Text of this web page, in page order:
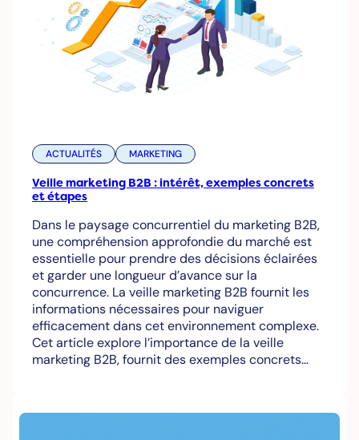
ACTUALITÉS MARKETING
Veille marketing B2B : intérêt, exemples concrets
et étapes
Dans le paysage concurrentiel du marketing B2B,
une compréhension approfondie du marché est
essentielle pour prendre des décisions éclairées
et garder une longueur d’avance sur la
concurrence. La veille marketing B2B fournit les
informations nécessaires pour naviguer
efficacement dans cet environnement complexe.
Cet article explore l’importance de la veille
marketing B2B, fournit des exemples concrets…